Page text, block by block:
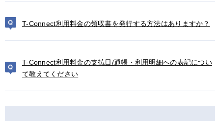
T-Connect利用料金の領収書を発行する方法はありますか？
T-Connect利用料金の支払日/通帳・利用明細への表記につい
て教えてください